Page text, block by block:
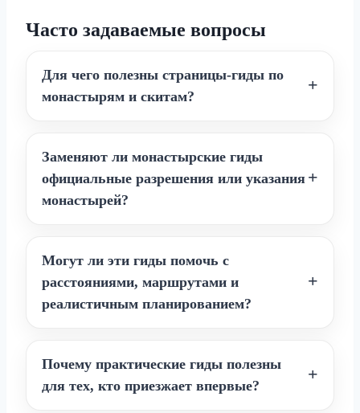
Часто задаваемые вопросы
Для чего полезны страницы-гиды по
монастырям и скитам?
Заменяют ли монастырские гиды
официальные разрешения или указания
монастырей?
Могут ли эти гиды помочь с
расстояниями, маршрутами и
реалистичным планированием?
Почему практические гиды полезны
для тех, кто приезжает впервые?